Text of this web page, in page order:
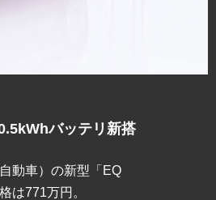
バッテリ新搭
動車）の新型「EQ
は771万円。